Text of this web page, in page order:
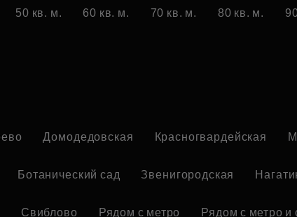
50 кв. м. 60 кв. м. 70 кв. м. 80 кв. м.
Домодедовская Красногвардейская
Ботанический сад Звенигородская
Свиблово Рядом с метро Рядом с метро и